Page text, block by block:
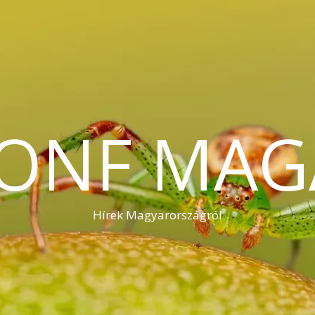
Hírek Magyarországról